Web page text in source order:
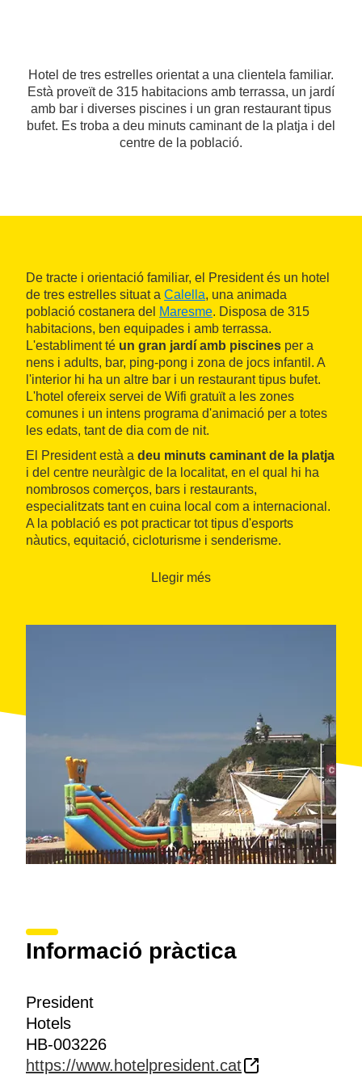
Hotel de tres estrelles orientat a una clientela familiar.
Està proveït de 315 habitacions amb terrassa, un jardí
amb bar i diverses piscines i un gran restaurant tipus
bufet. Es troba a deu minuts caminant de la platja i del
centre de la població.
De tracte i orientació familiar, el President és un hotel
de tres estrelles situat a Calella, una animada
població costanera del Maresme. Disposa de 315
habitacions, ben equipades i amb terrassa.
L'establiment té un gran jardí amb piscines per a
nens i adults, bar, ping-pong i zona de jocs infantil. A
l'interior hi ha un altre bar i un restaurant tipus bufet.
L'hotel ofereix servei de Wifi gratuït a les zones
comunes i un intens programa d'animació per a totes
les edats, tant de dia com de nit.
El President està a deu minuts caminant de la platja
i del centre neuràlgic de la localitat, en el qual hi ha
nombrosos comerços, bars i restaurants,
especialitzats tant en cuina local com a internacional.
A la població es pot practicar tot tipus d'esports
nàutics, equitació, cicloturisme i senderisme.
Llegir més
Informació pràctica
President
Hotels
HB-003226
https://www.hotelpresident.cat